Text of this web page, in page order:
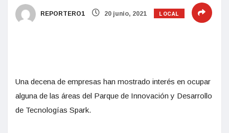
REPORTERO1 20 junio, 2021 LOCAL
Una decena de empresas han mostrado interés en ocupar
alguna de las áreas del Parque de Innovación y Desarrollo
de Tecnologías Spark.